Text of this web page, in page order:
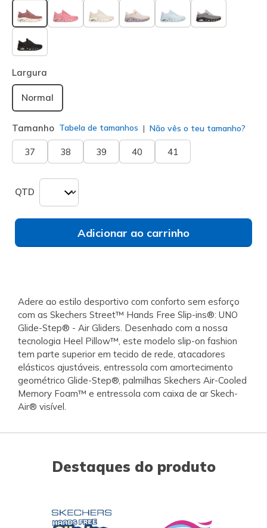
selecionado
Largura
Normal
Tamanho Tabela de tamanhos Não vês o teu tamanho?
37 38 39 40 41
QTD
Adicionar ao carrinho
Adere ao estilo desportivo com conforto sem esforço
com as Skechers Street™ Hands Free Slip-ins®: UNO
Glide-Step® - Air Gliders. Desenhado com a nossa
tecnologia Heel Pillow™, este modelo slip-on fashion
tem parte superior em tecido de rede, atacadores
elásticos ajustáveis, entressola com amortecimento
geométrico Glide-Step®, palmilhas Skechers Air-Cooled
Memory Foam™ e entressola com caixa de ar Skech-
Air® visível.
Destaques do produto